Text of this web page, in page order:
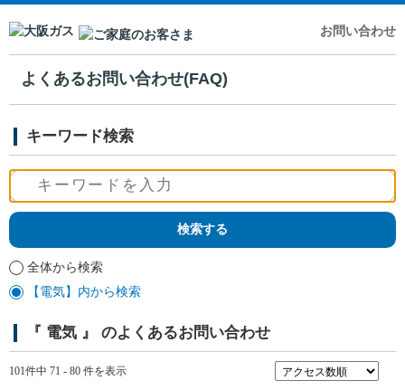
お問い合わせ
よくあるお問い合わせ(FAQ)
キーワード検索
全体から検索
【電気】内から検索
『 電気 』 のよくあるお問い合わせ
101件中 71 - 80 件を表示